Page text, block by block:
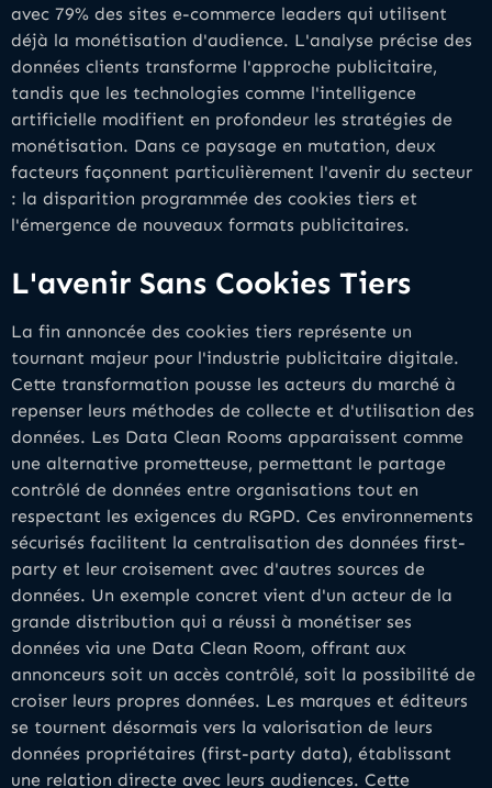
avec 79% des sites e-commerce leaders qui utilisent
déjà la monétisation d'audience. L'analyse précise des
données clients transforme l'approche publicitaire,
tandis que les technologies comme l'intelligence
artificielle modifient en profondeur les stratégies de
monétisation. Dans ce paysage en mutation, deux
facteurs façonnent particulièrement l'avenir du secteur
: la disparition programmée des cookies tiers et
l'émergence de nouveaux formats publicitaires.
L'avenir Sans Cookies Tiers
La fin annoncée des cookies tiers représente un
tournant majeur pour l'industrie publicitaire digitale.
Cette transformation pousse les acteurs du marché à
repenser leurs méthodes de collecte et d'utilisation des
données. Les Data Clean Rooms apparaissent comme
une alternative prometteuse, permettant le partage
contrôlé de données entre organisations tout en
respectant les exigences du RGPD. Ces environnements
sécurisés facilitent la centralisation des données first-
party et leur croisement avec d'autres sources de
données. Un exemple concret vient d'un acteur de la
grande distribution qui a réussi à monétiser ses
données via une Data Clean Room, offrant aux
annonceurs soit un accès contrôlé, soit la possibilité de
croiser leurs propres données. Les marques et éditeurs
se tournent désormais vers la valorisation de leurs
données propriétaires (first-party data), établissant
une relation directe avec leurs audiences. Cette